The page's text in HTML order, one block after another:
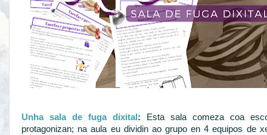
Unha sala de fuga dixital : Esta sala comeza coa
protagonizan; na aula eu dividin ao grupo en 4 equipos de